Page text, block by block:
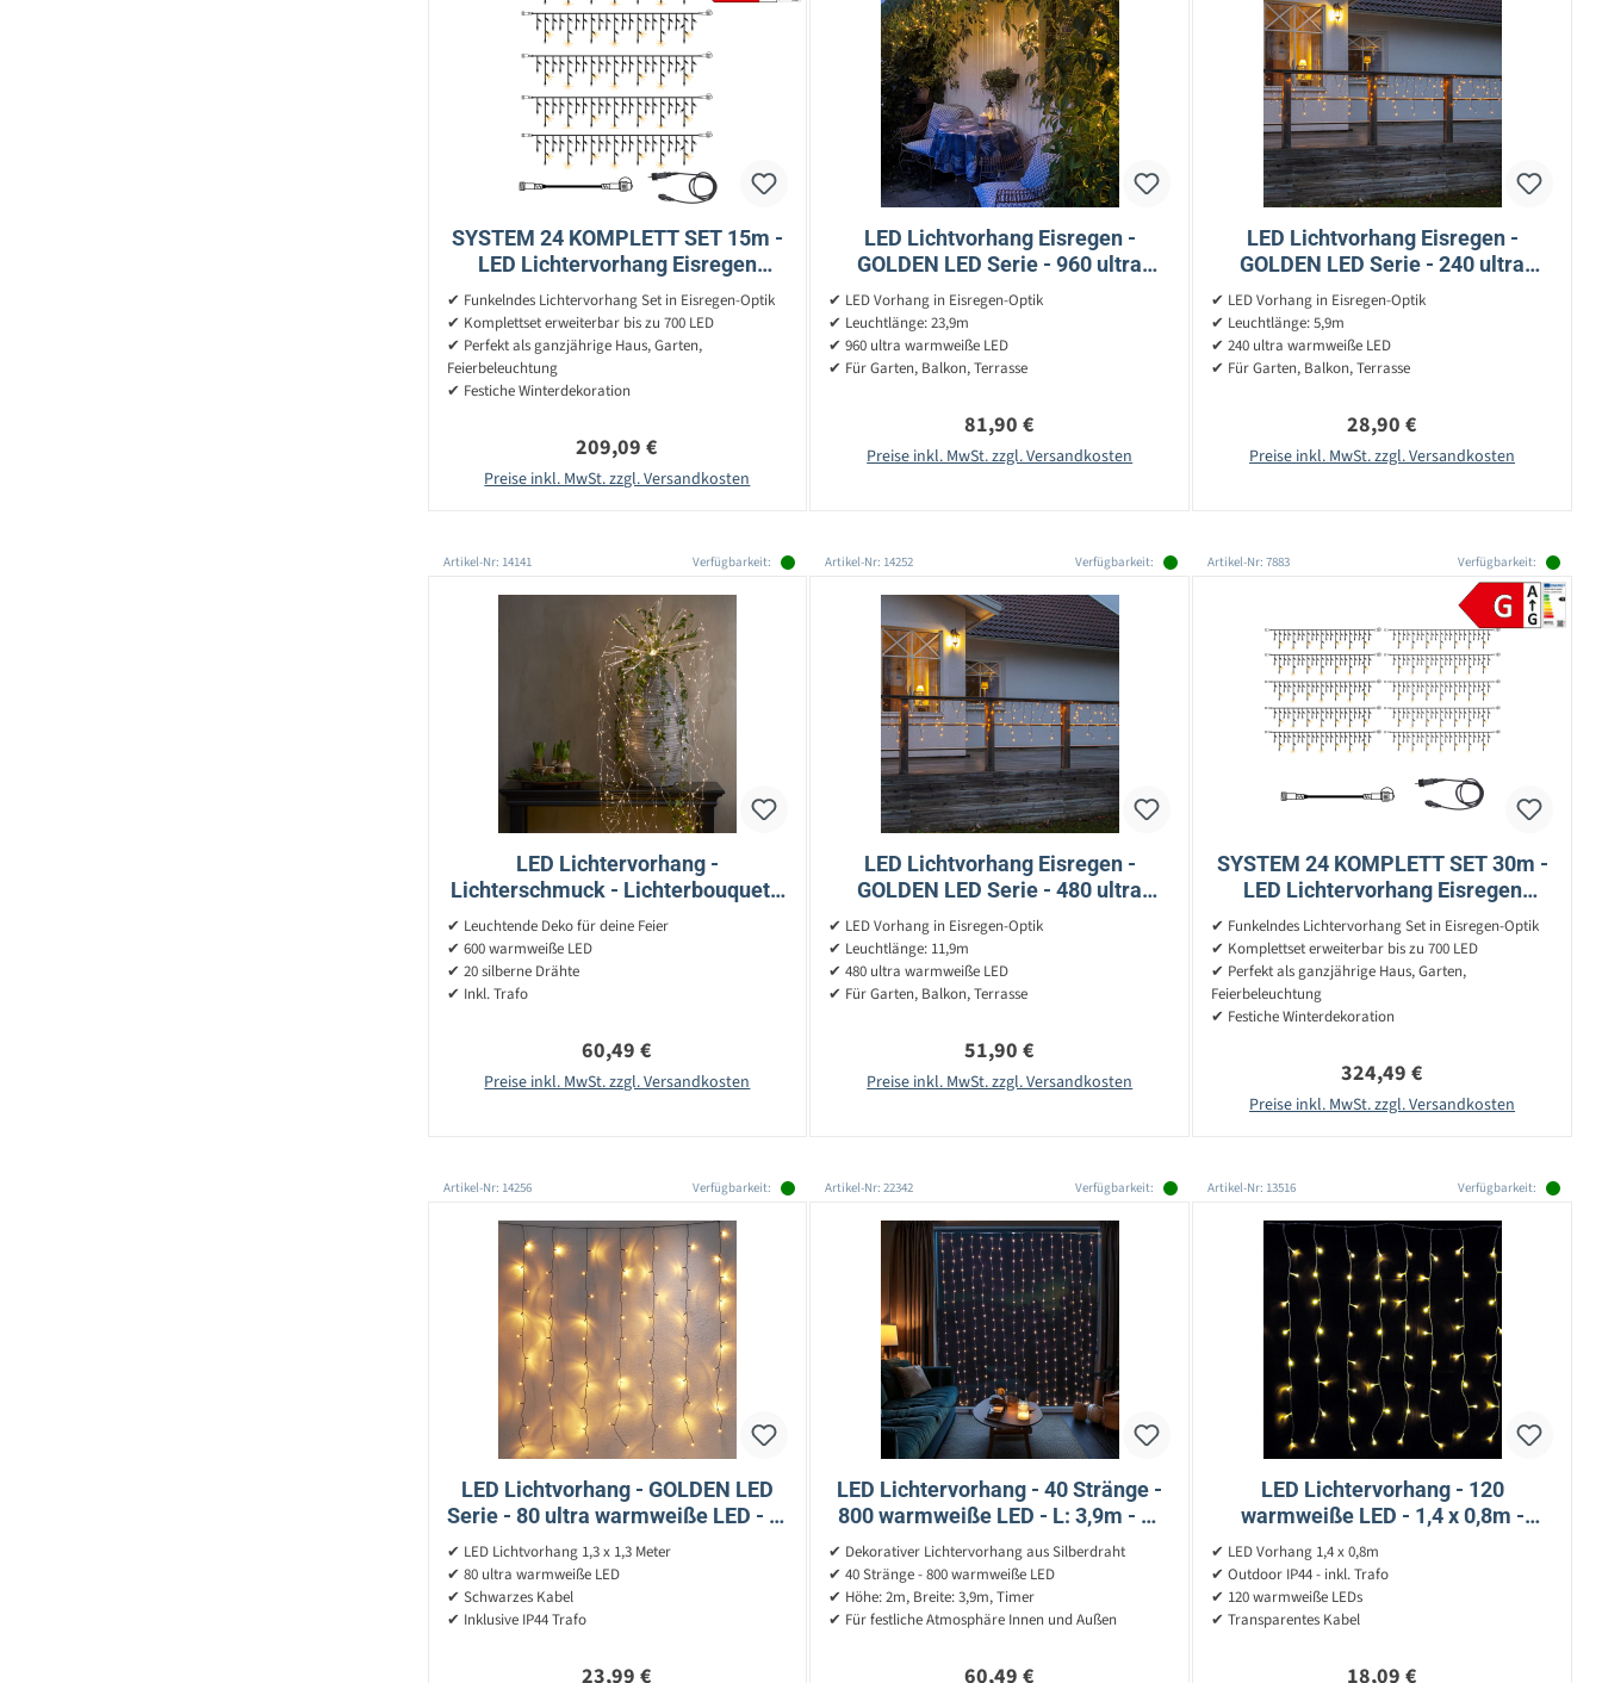
SYSTEM 24 KOMPLETT SET 15m -
LED Lichtervorhang Eisregen
Glitzereffekt - Icicle für Dachrinne
✔ Funkelndes Lichtervorhang Set in Eisregen-Optik
✔ Komplettset erweiterbar bis zu 700 LED
✔ Perfekt als ganzjährige Haus, Garten,
Feierbeleuchtung
✔ Festiche Winterdekoration
Regulärer Preis:
209,09 €
Preise inkl. MwSt. zzgl. Versandkosten
LED Lichtvorhang Eisregen -
GOLDEN LED Serie - 960 ultra
warmweiße LED - L: 23,9m, H:
55cm - Außen
✔ LED Vorhang in Eisregen-Optik
✔ Leuchtlänge: 23,9m
✔ 960 ultra warmweiße LED
✔ Für Garten, Balkon, Terrasse
Regulärer Preis:
81,90 €
Preise inkl. MwSt. zzgl. Versandkosten
LED Lichtvorhang Eisregen -
GOLDEN LED Serie - 240 ultra
warmweiße LED - L: 5,9m, H: 55cm
- Außen
✔ LED Vorhang in Eisregen-Optik
✔ Leuchtlänge: 5,9m
✔ 240 ultra warmweiße LED
✔ Für Garten, Balkon, Terrasse
Regulärer Preis:
28,90 €
Preise inkl. MwSt. zzgl. Versandkosten
Artikel-Nr: 14141 Verfügbarkeit:
LED Lichtervorhang -
Lichterschmuck - Lichterbouquet -
20 Stränge - 600 LED - H: 3,2m D:
45cm
✔ Leuchtende Deko für deine Feier
✔ 600 warmweiße LED
✔ 20 silberne Drähte
✔ Inkl. Trafo
Regulärer Preis:
60,49 €
Preise inkl. MwSt. zzgl. Versandkosten
Artikel-Nr: 14252 Verfügbarkeit:
LED Lichtvorhang Eisregen -
GOLDEN LED Serie - 480 ultra
warmweiße LED - L: 11,9m, H:
55cm - Außen
✔ LED Vorhang in Eisregen-Optik
✔ Leuchtlänge: 11,9m
✔ 480 ultra warmweiße LED
✔ Für Garten, Balkon, Terrasse
Regulärer Preis:
51,90 €
Preise inkl. MwSt. zzgl. Versandkosten
Artikel-Nr: 7883 Verfügbarkeit:
SYSTEM 24 KOMPLETT SET 30m -
LED Lichtervorhang Eisregen
Glitzereffekt - Icicle für Dachrinne
✔ Funkelndes Lichtervorhang Set in Eisregen-Optik
✔ Komplettset erweiterbar bis zu 700 LED
✔ Perfekt als ganzjährige Haus, Garten,
Feierbeleuchtung
✔ Festiche Winterdekoration
Regulärer Preis:
324,49 €
Preise inkl. MwSt. zzgl. Versandkosten
Artikel-Nr: 14256 Verfügbarkeit:
LED Lichtvorhang - GOLDEN LED
Serie - 80 ultra warmweiße LED - L:
1,3m, H: 1,3m - für Außen
✔ LED Lichtvorhang 1,3 x 1,3 Meter
✔ 80 ultra warmweiße LED
✔ Schwarzes Kabel
✔ Inklusive IP44 Trafo
Regulärer Preis:
23,99 €
Artikel-Nr: 22342 Verfügbarkeit:
LED Lichtervorhang - 40 Stränge -
800 warmweiße LED - L: 3,9m - H:
2m - Timer - Außentrafo - silber
✔ Dekorativer Lichtervorhang aus Silberdraht
✔ 40 Stränge - 800 warmweiße LED
✔ Höhe: 2m, Breite: 3,9m, Timer
✔ Für festliche Atmosphäre Innen und Außen
Regulärer Preis:
60,49 €
Artikel-Nr: 13516 Verfügbarkeit:
LED Lichtervorhang - 120
warmweiße LED - 1,4 x 0,8m -
transparentes Kabel - outdoor
✔ LED Vorhang 1,4 x 0,8m
✔ Outdoor IP44 - inkl. Trafo
✔ 120 warmweiße LEDs
✔ Transparentes Kabel
Regulärer Preis:
18,09 €